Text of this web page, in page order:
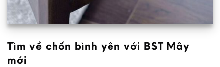
Tìm về chốn bình yên với BST Mây
mới